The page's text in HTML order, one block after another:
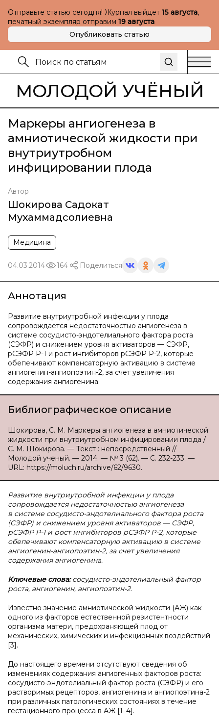
Отправьте статью сегодня! Журнал выйдет 15 августа,
печатный экземпляр отправим 19 августа
Опубликовать статью
МОЛОДОЙ УЧЁНЫЙ
Маркеры ангиогенеза в
амниотической жидкости при
внутриутробном
инфицировании плода
Автор
Шокирова Садокат
Мухаммадсолиевна
Медицина
04.03.2014 164 Поделиться
Аннотация
Развитие внутриутробной инфекции у плода
сопровождается недостаточностью ангиогенеза в
системе сосудисто-эндотелиального фактора роста
(СЭФР) и снижением уровня активаторов — СЭФР,
рСЭФР Р-1 и рост ингибиторов рСЭФР Р-2, которые
обепечивают компенсаторную активацию в системе
ангиогенин-ангиопоэтин-2, за счет увеличения
содержания ангиогенина.
Библиографическое описание
Шокирова, С. М. Маркеры ангиогенеза в амниотической
жидкости при внутриутробном инфицировании плода /
С. М. Шокирова. — Текст : непосредственный //
Молодой ученый. — 2014. — № 3 (62). — С. 232-233. —
URL: https://moluch.ru/archive/62/9630.
Развитие внутриутробной инфекции у плода
сопровождается недостаточностью ангиогенеза
в системе сосудисто-эндотелиального фактора роста
(СЭФР) и снижением уровня активаторов — СЭФР,
рСЭФР Р-1 и рост ингибиторов рСЭФР Р-2, которые
обепечивают компенсаторную активацию в системе
ангиогенин-ангиопоэтин-2, за счет увеличения
содержания ангиогенина.
Ключевые слова: сосудисто-эндотелиальный фактор
роста, ангиогенин, ангиопоэтин-2.
Известно значение амниотической жидкости (АЖ) как
одного из факторов естественной резистентности
организма матери, предохраняющей плод от
механических, химических и инфекционных воздействий
[3].
До настоящего времени отсутствуют сведения об
изменениях содержания ангиогенных факторов роста:
сосудисто-эндотелиальный фактор роста (СЭФР) и его
растворимых рецепторов, ангиогенина и ангиопоэтина-2
при различных патологических состояниях в течение
гестационного процесса в АЖ [1–4].